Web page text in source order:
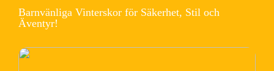
Barnvänliga Vinterskor för Säkerhet, Stil och
Äventyr!